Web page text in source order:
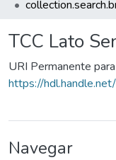
TCC Lato
URI Permanente
https://
Navegar